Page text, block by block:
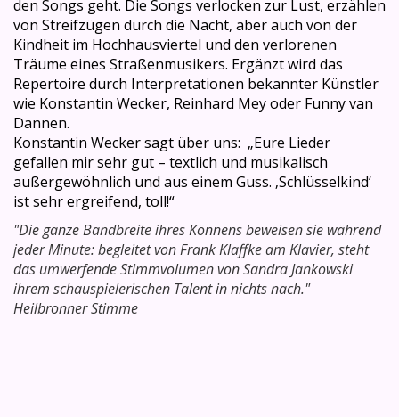
den Songs geht. Die Songs verlocken zur Lust, erzählen
von Streifzügen durch die Nacht, aber auch von der
Kindheit im Hochhausviertel und den verlorenen
Träume eines Straßenmusikers. Ergänzt wird das
Repertoire durch Interpretationen bekannter Künstler
wie Konstantin Wecker, Reinhard Mey oder Funny van
Dannen.
Konstantin Wecker sagt über uns: „Eure Lieder
gefallen mir sehr gut – textlich und musikalisch
außergewöhnlich und aus einem Guss. ‚Schlüsselkind‘
ist sehr ergreifend, toll!“
"Die ganze Bandbreite ihres Könnens beweisen sie während
jeder Minute: begleitet von Frank Klaffke am Klavier, steht
das umwerfende Stimmvolumen von Sandra Jankowski
ihrem schauspielerischen Talent in nichts nach."
Heilbronner Stimme